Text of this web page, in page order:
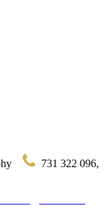
731 322 096,